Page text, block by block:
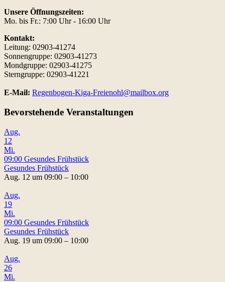
Unsere Öffnungszeiten:
Mo. bis Fr.: 7:00 Uhr - 16:00 Uhr
Kontakt:
Leitung: 02903-41274
Sonnengruppe: 02903-41273
Mondgruppe: 02903-41275
Sterngruppe: 02903-41221
E-Mail: Regenbogen-Kiga-Freienohl@mailbox.org
Bevorstehende Veranstaltungen
Aug.
12
Mi.
09:00 Gesundes Frühstück
Gesundes Frühstück
Aug. 12 um 09:00 – 10:00
Aug.
19
Mi.
09:00 Gesundes Frühstück
Gesundes Frühstück
Aug. 19 um 09:00 – 10:00
Aug.
26
Mi.